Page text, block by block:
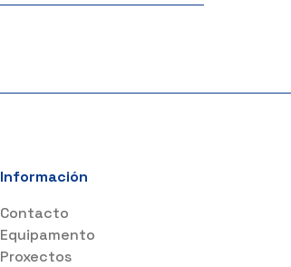
Información
Contacto
Equipamento
Proxectos